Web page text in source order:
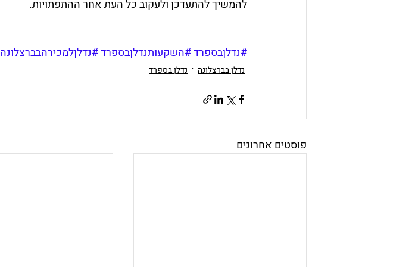
להמשיך להתעדכן ולעקוב כל העת אחר ההתפתויות.
#נדלןבספרד#השקעותנדלןבספרד#נדלןלמכירהבברצלונה
נדלן בברצלונה נדלן בספרד
פוסטים אחרונים